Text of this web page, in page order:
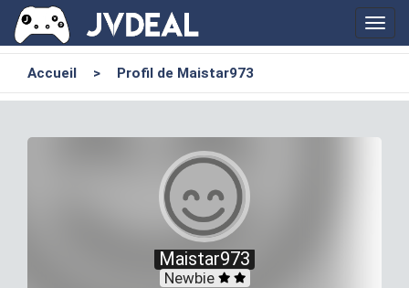
Accueil > Profil de Maistar973
Maistar973
Newbie